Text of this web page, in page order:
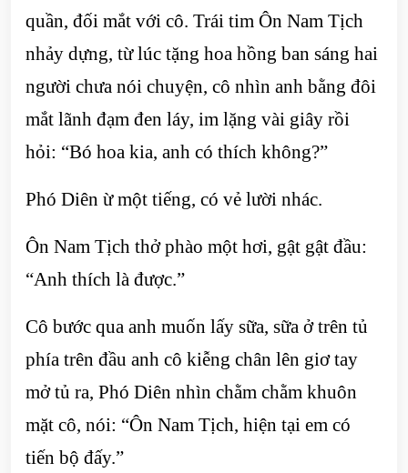
quần, đối mắt với cô. Trái tim Ôn Nam Tịch
nhảy dựng, từ lúc tặng hoa hồng ban sáng hai
người chưa nói chuyện, cô nhìn anh bằng đôi
mắt lãnh đạm đen láy, im lặng vài giây rồi
hỏi: “Bó hoa kia, anh có thích không?”
Phó Diên ừ một tiếng, có vẻ lười nhác.
Ôn Nam Tịch thở phào một hơi, gật gật đầu:
“Anh thích là được.”
Cô bước qua anh muốn lấy sữa, sữa ở trên tủ
phía trên đầu anh cô kiễng chân lên giơ tay
mở tủ ra, Phó Diên nhìn chằm chằm khuôn
mặt cô, nói: “Ôn Nam Tịch, hiện tại em có
tiến bộ đấy.”